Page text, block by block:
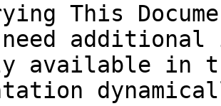
This
available in